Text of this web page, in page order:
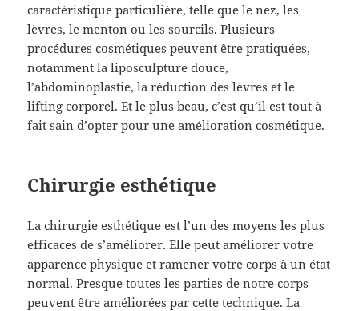
caractéristique particulière, telle que le nez, les
lèvres, le menton ou les sourcils. Plusieurs
procédures cosmétiques peuvent être pratiquées,
notamment la liposculpture douce,
l’abdominoplastie, la réduction des lèvres et le
lifting corporel. Et le plus beau, c’est qu’il est tout à
fait sain d’opter pour une amélioration cosmétique.
Chirurgie esthétique
La chirurgie esthétique est l’un des moyens les plus
efficaces de s’améliorer. Elle peut améliorer votre
apparence physique et ramener votre corps à un état
normal. Presque toutes les parties de notre corps
peuvent être améliorées par cette technique. La